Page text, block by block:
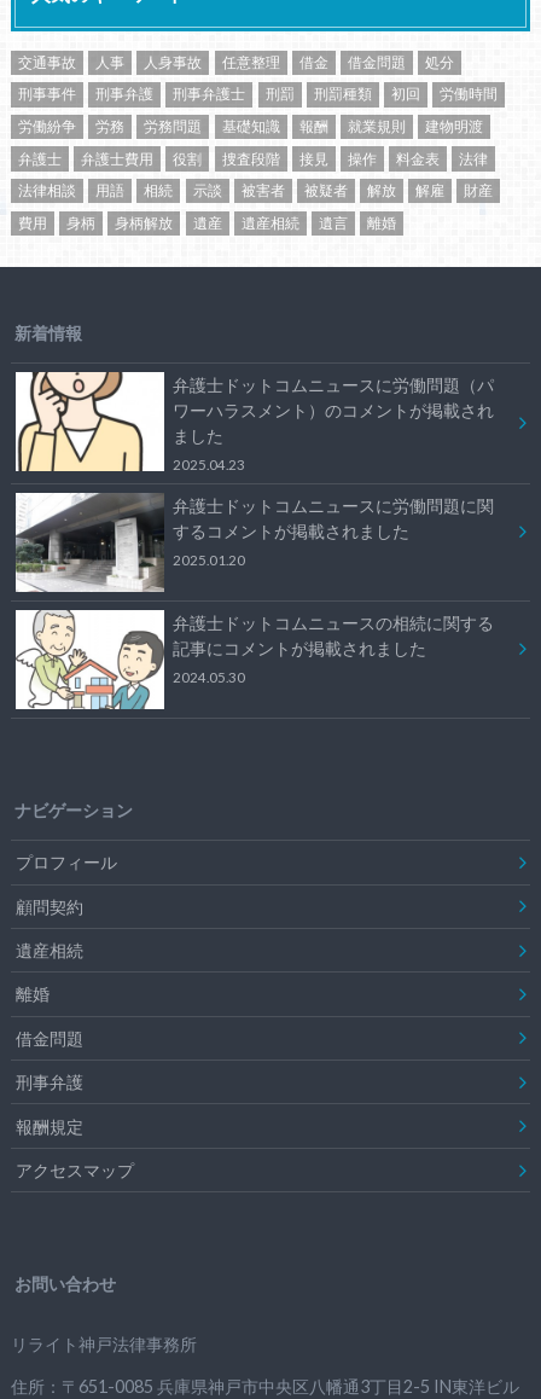
交通事故 人事 人身事故 任意整理 借金 借金問題
処分
刑事事件
刑事弁護 刑事弁護士 刑罰 刑罰種類 初回
労働時間
労働紛争
労務 労務問題 基礎知識 報酬 就業規則
建物明渡
弁護士
弁護士費用 役割 捜査段階 接見 操作 料金表
法律
法律相談
用語 相続 示談 被害者 被疑者 解放 解雇
財産
費用
身柄 身柄解放 遺産 遺産相続 遺言 離婚
新着情報
弁護士ドットコムニュースに労働問題（パ
ワーハラスメント）のコメントが掲載され
ました
2025.04.23
弁護士ドットコムニュースに労働問題に関
するコメントが掲載されました
2025.01.20
弁護士ドットコムニュースの相続に関する
記事にコメントが掲載されました
2024.05.30
ナビゲーション
プロフィール
顧問契約
遺産相続
離婚
借金問題
刑事弁護
報酬規定
アクセスマップ
お問い合わせ
リライト神戸法律事務所
住所：〒651-0085 兵庫県神戸市中央区八幡通3丁目2-5 IN東洋ビル